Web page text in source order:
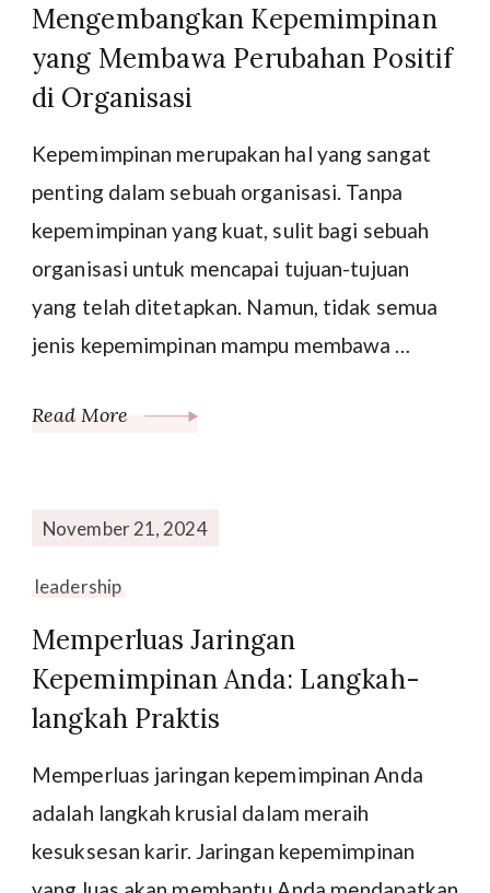
Mengembangkan Kepemimpinan
yang Membawa Perubahan Positif
di Organisasi
Kepemimpinan merupakan hal yang sangat
penting dalam sebuah organisasi. Tanpa
kepemimpinan yang kuat, sulit bagi sebuah
organisasi untuk mencapai tujuan-tujuan
yang telah ditetapkan. Namun, tidak semua
jenis kepemimpinan mampu membawa …
Read More
November 21, 2024
leadership
Memperluas Jaringan
Kepemimpinan Anda: Langkah-
langkah Praktis
Memperluas jaringan kepemimpinan Anda
adalah langkah krusial dalam meraih
kesuksesan karir. Jaringan kepemimpinan